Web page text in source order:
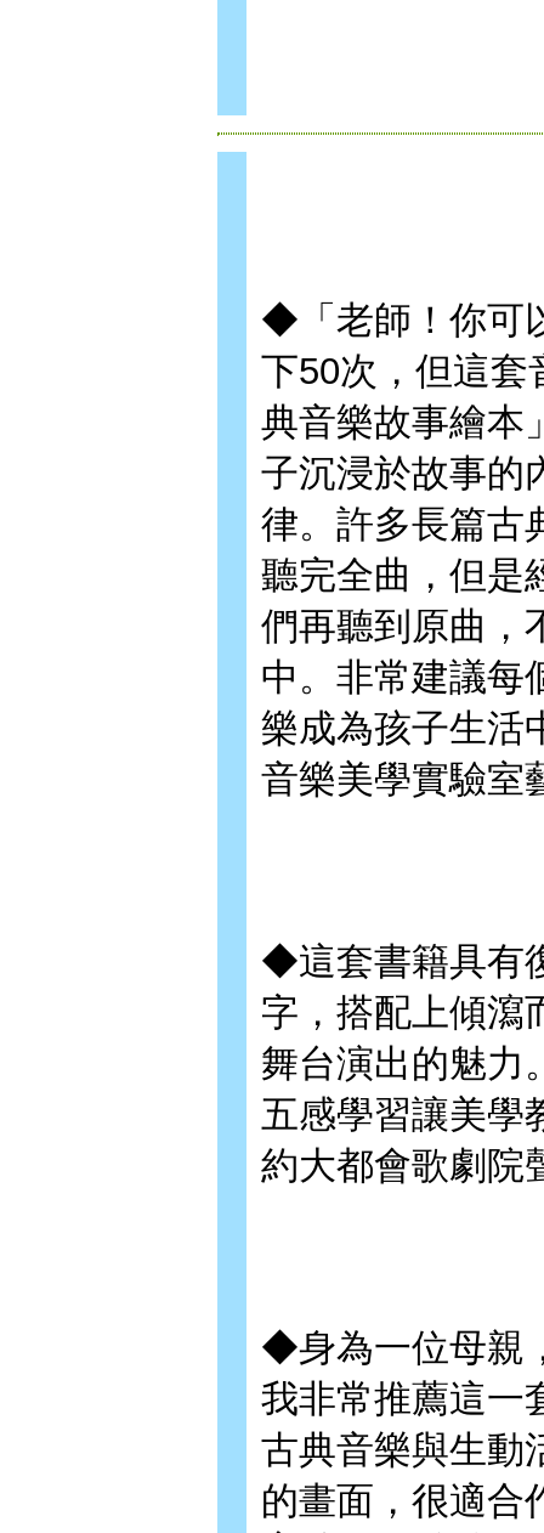
◆「老師！你可
下50次，但這套
典音樂故事繪本
子沉浸於故事的
律。許多長篇古
聽完全曲，但是
們再聽到原曲，
中。非常建議每
樂成為孩子生
音樂美學實驗室
◆這套書籍具有
字，搭配上傾瀉
舞台演出的魅力
五感學習讓美學
約大都會歌劇院
◆身為一位母親
我非常推薦這一
古典音樂與生動
的畫面，很適合